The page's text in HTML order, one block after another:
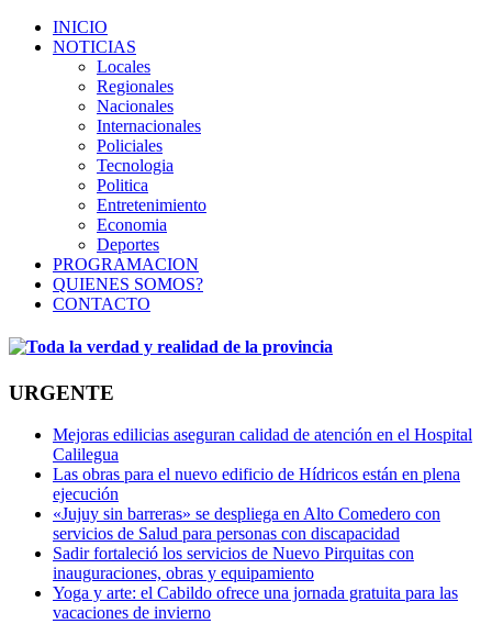
INICIO
NOTICIAS
Locales
Regionales
Nacionales
Internacionales
Policiales
Tecnologia
Politica
Entretenimiento
Economia
Deportes
PROGRAMACION
QUIENES SOMOS?
CONTACTO
URGENTE
Mejoras edilicias aseguran calidad de atención en el Hospital
Calilegua
Las obras para el nuevo edificio de Hídricos están en plena
ejecución
«Jujuy sin barreras» se despliega en Alto Comedero con
servicios de Salud para personas con discapacidad
Sadir fortaleció los servicios de Nuevo Pirquitas con
inauguraciones, obras y equipamiento
Yoga y arte: el Cabildo ofrece una jornada gratuita para las
vacaciones de invierno